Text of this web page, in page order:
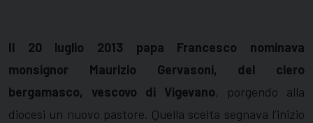
Il 20 luglio 2013 papa Francesco nominava
monsignor Maurizio Gervasoni, del clero
bergamasco, vescovo di Vigevano, porgendo alla
diocesi un nuovo pastore. Quella scelta segnava l’inizio